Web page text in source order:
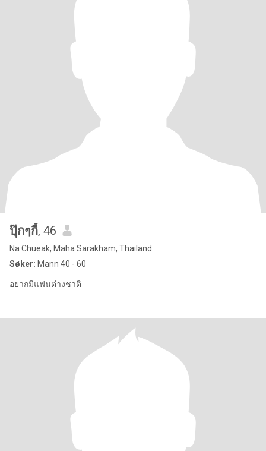
ปุ๊กๆกี้, 46
Na Chueak, Maha Sarakham, Thailand
Søker: Mann 40 - 60
อยากมีแฟนต่างชาติ